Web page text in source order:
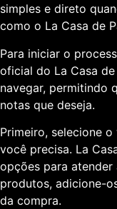
simples e direto
como o La Casa de
Para iniciar o
oficial do La Casa
navegar, permitindo
notas que deseja.
Primeiro, selecione
você precisa. La
opções para atender
produtos, adicione-
da compra.